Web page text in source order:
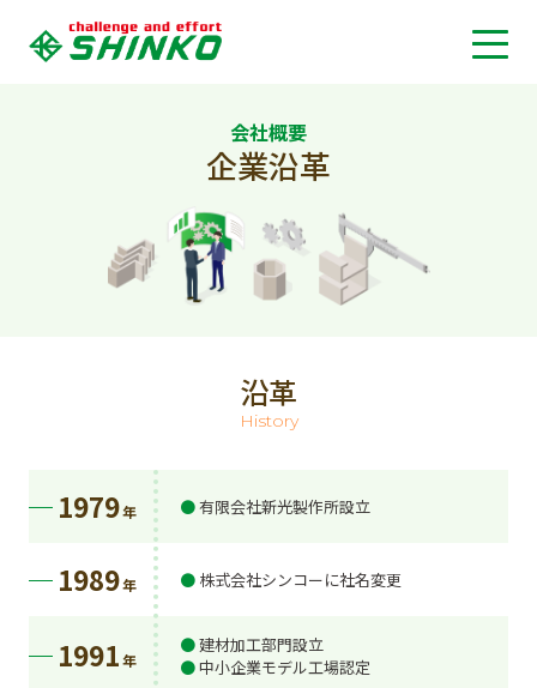
会社概要
企業沿革
沿革
History
1979年 有限会社新光製作所設立
1989年 株式会社シンコーに社名変更
1991年
建材加工部門設立
中小企業モデル工場認定